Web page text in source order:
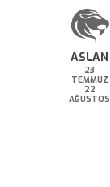
ASLAN
23
TEMMUZ
22
AĞUSTOS